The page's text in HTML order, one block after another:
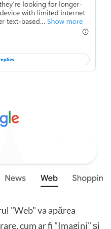
"Web" va apărea
cum ar fi "Imagini" și